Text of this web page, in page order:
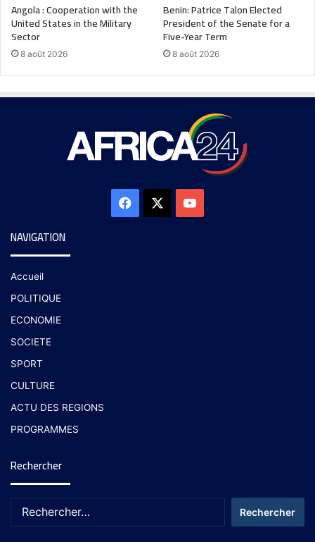
Angola : Cooperation with the
United States in the Military
Sector
8 août 2026
Benin: Patrice Talon Elected
President of the Senate for a
Five-Year Term
8 août 2026
NAVIGATION
Accueil
POLITIQUE
ECONOMIE
SOCIETE
SPORT
CULTURE
ACTU DES REGIONS
PROGRAMMES
Rechercher